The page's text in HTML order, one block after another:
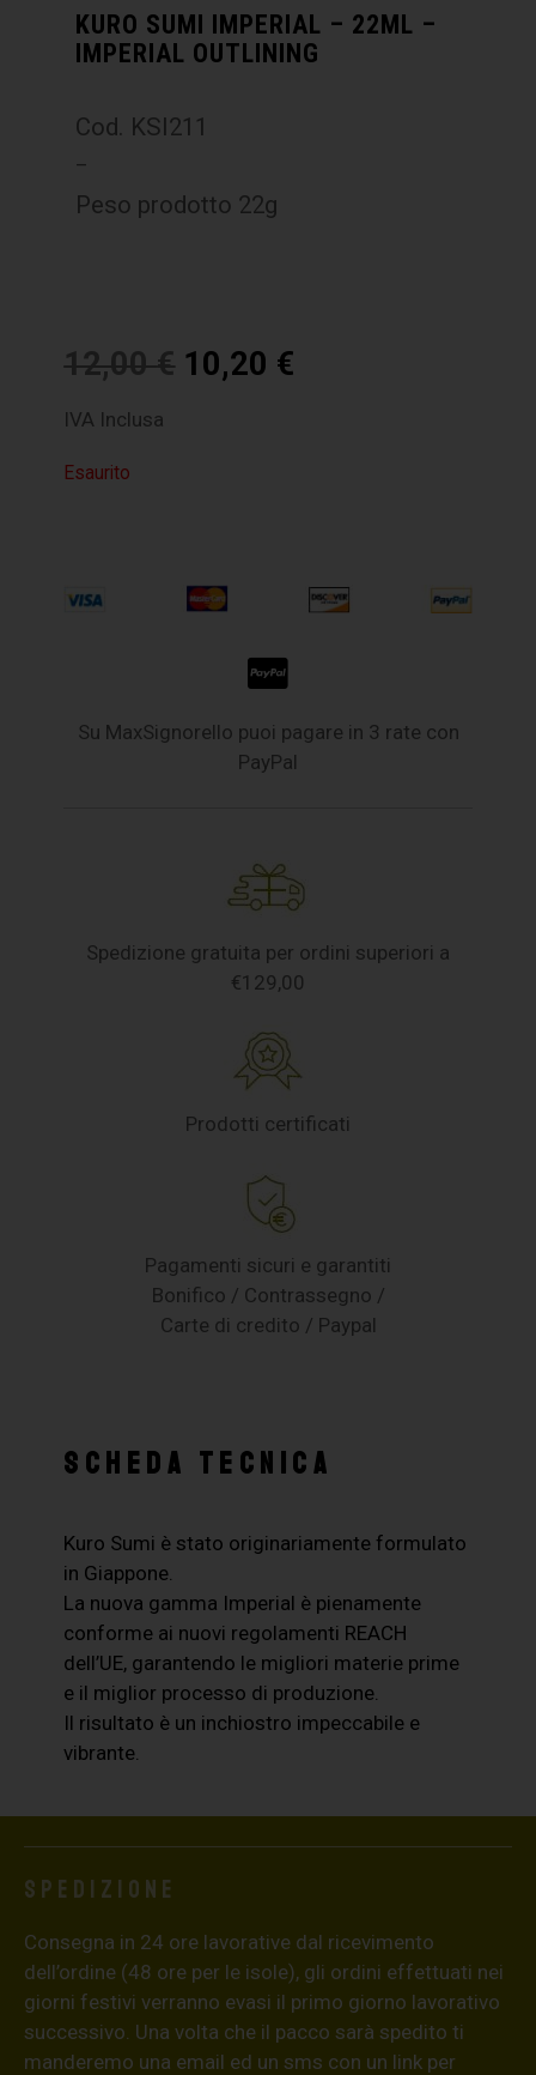
KURO SUMI IMPERIAL – 22ML –
IMPERIAL OUTLINING
Cod. KSI211
–
Peso prodotto 22g
12,00€ 10,20 €
IVA Inclusa
Esaurito
Su MaxSignorello puoi pagare in 3 rate con
PayPal
Spedizione gratuita per ordini superiori a
€129,00
Prodotti certificati
Pagamenti sicuri e garantiti
Bonifico / Contrassegno /
Carte di credito / Paypal
SCHEDA TECNICA
Kuro Sumi è stato originariamente formulato
in Giappone.
La nuova gamma Imperial è pienamente
conforme ai nuovi regolamenti REACH
dell’UE, garantendo le migliori materie prime
e il miglior processo di produzione.
Il risultato è un inchiostro impeccabile e
vibrante.
Spedizione
Consegna in 24 ore lavorative dal ricevimento
dell’ordine (48 ore per le isole), gli ordini effettuati nei
giorni festivi verranno evasi il primo giorno lavorativo
successivo. Una volta che il pacco sarà spedito ti
manderemo una email ed un sms con un link per